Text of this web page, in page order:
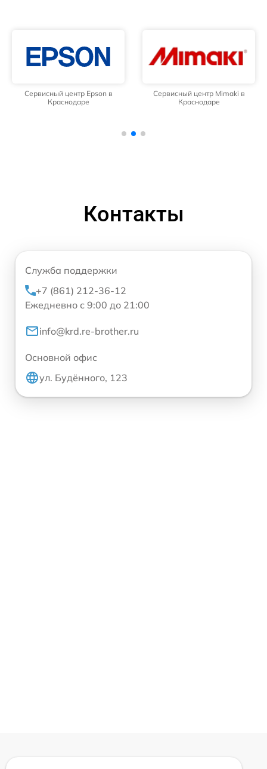
Сервисный центр Epson в
Краснодаре
Сервисный центр Mimaki в
Краснодаре
Контакты
Служба поддержки
+7 (861) 212-36-12
Ежедневно с 9:00 до 21:00
info@krd.re-brother.ru
Основной офис
ул. Будённого, 123